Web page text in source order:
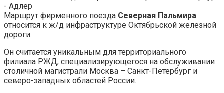
Маршрут фирменного поезда Северная Пальмира
относится к ж/д инфраструктуре Октябрьской железной
дороги.
Он считается уникальным для территориального
филиала РЖД, специализирующегося на обслуживании
столичной магистрали Москва – Санкт-Петербург и
северо-западных областей России.